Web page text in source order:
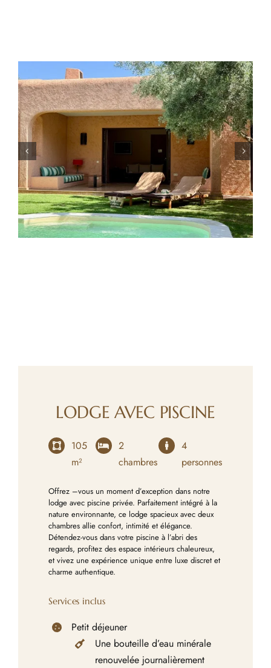
LODGE AVEC PISCINE
105
m²
2
chambres
4
personnes
Offrez –vous un moment d’exception dans notre
lodge avec piscine privée. Parfaitement intégré à la
nature environnante, ce lodge spacieux avec deux
chambres allie confort, intimité et élégance.
Détendez-vous dans votre piscine à l’abri des
regards, profitez des espace intérieurs chaleureux,
et vivez une expérience unique entre luxe discret et
charme authentique.
Services inclus
Petit déjeuner
Une bouteille d’eau minérale
renouvelée journalièrement